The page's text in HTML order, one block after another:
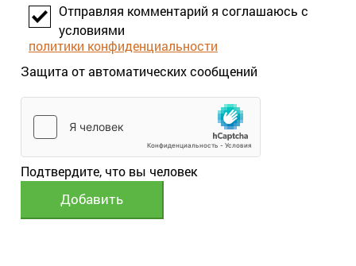
Отправляя комментарий я соглашаюсь с
условиями
политики конфиденциальности
Защита от автоматических сообщений
Подтвердите, что вы человек